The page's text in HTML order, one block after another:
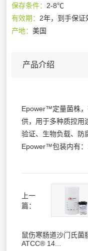
保存条件：2-8℃
有效期：2年，到手保证
产地：美国
产品介绍
Epower™定量菌株
供，用于多种质控用
验证、生物负载、防
Epower™包装内有
上一
篇：
鼠伤寒肠道沙门氏菌
ATCC® 14...